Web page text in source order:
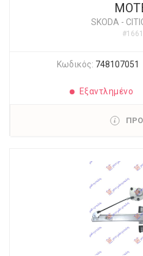
SKODA -
Κωδικός: 748107051
Εξαντλημένο